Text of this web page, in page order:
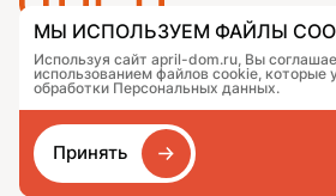
Проекты
Подобрать дом
Портфолио
О компании
Сравнение
Журнал
Как
МЫ ИСПОЛЬЗУЕМ ФАЙЛЫ
Используя сайт april-dom.ru, Вы
использованием файлов cookie, которые
обработки Персональных данных.
Принять